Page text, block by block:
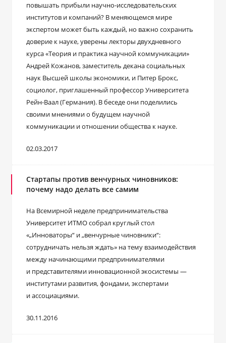
повышать прибыли научно-исследовательских
институтов и компаний? В меняющемся мире
экспертом может быть каждый, но важно сохранить
доверие к науке, уверены лекторы двухдневного
курса «Теория и практика научной коммуникации»
Андрей Кожанов, заместитель декана социальных
наук Высшей школы экономики, и Питер Брокс,
социолог, приглашенный профессор Университета
Рейн-Ваал (Германия). В беседе они поделились
своими мнениями о будущем научной
коммуникации и отношении общества к науке.
02.03.2017
Стартапы против венчурных чиновников:
почему надо делать все самим
На Всемирной неделе предпринимательства
Университет ИТМО собрал круглый стол
«„Инноваторы“ и „венчурные чиновники“:
сотрудничать нельзя ждать» на тему взаимодействия
между начинающими предпринимателями
и представителями инновационной экосистемы —
институтами развития, фондами, экспертами
и ассоциациями.
30.11.2016